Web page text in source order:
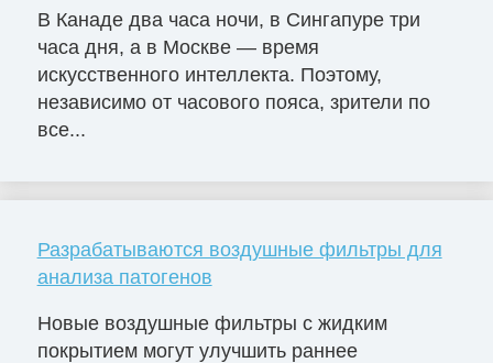
В Канаде два часа ночи, в Сингапуре три
часа дня, а в Москве — время
искусственного интеллекта. Поэтому,
независимо от часового пояса, зрители по
все...
Разрабатываются воздушные фильтры для
анализа патогенов
Новые воздушные фильтры с жидким
покрытием могут улучшить раннее